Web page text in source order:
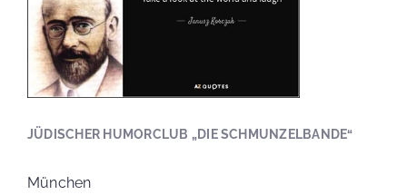
JÜDISCHER HUMORCLUB „DIE SCHMUNZELBANDE“
München